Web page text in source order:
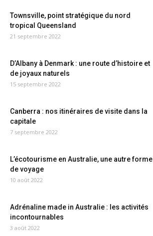
Townsville, point stratégique du nord
tropical Queensland
21 septembre 2022
D’Albany à Denmark : une route d’histoire et
de joyaux naturels
15 septembre 2022
Canberra : nos itinéraires de visite dans la
capitale
7 septembre 2022
L’écotourisme en Australie, une autre forme
de voyage
10 août 2022
Adrénaline made in Australie : les activités
incontournables
3 août 2022